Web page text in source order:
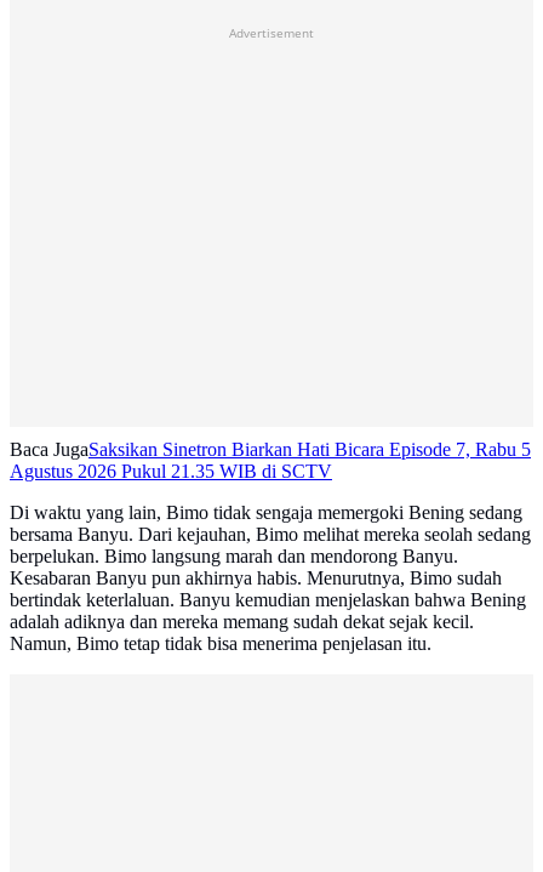
Advertisement
Baca JugaSaksikan Sinetron Biarkan Hati Bicara Episode 7, Rabu 5
Agustus 2026 Pukul 21.35 WIB di SCTV
Di waktu yang lain, Bimo tidak sengaja memergoki Bening sedang
bersama Banyu. Dari kejauhan, Bimo melihat mereka seolah sedang
berpelukan. Bimo langsung marah dan mendorong Banyu.
Kesabaran Banyu pun akhirnya habis. Menurutnya, Bimo sudah
bertindak keterlaluan. Banyu kemudian menjelaskan bahwa Bening
adalah adiknya dan mereka memang sudah dekat sejak kecil.
Namun, Bimo tetap tidak bisa menerima penjelasan itu.